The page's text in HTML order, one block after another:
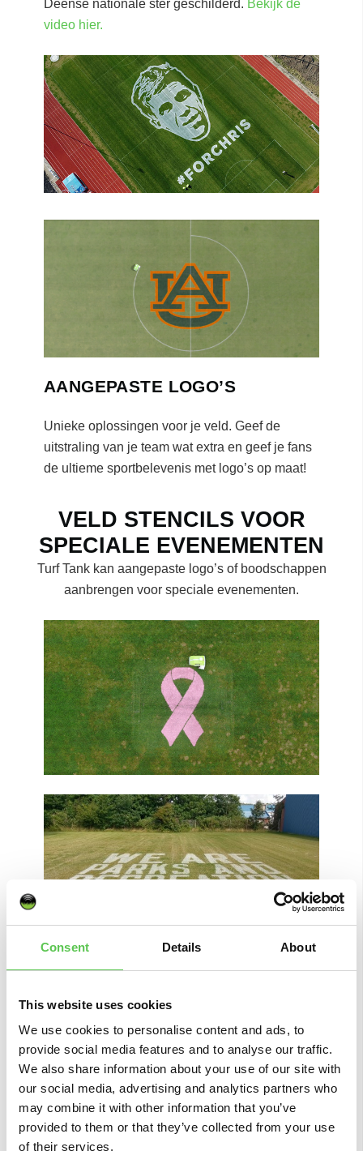
Consent Details About
This website uses cookies
We use cookies to personalise content and ads, to
provide social media features and to analyse our traffic.
We also share information about your use of our site with
our social media, advertising and analytics partners who
may combine it with other information that you’ve
provided to them or that they’ve collected from your use
of their services.
Deense nationale ster geschilderd. Bekijk de
video hier.
AANGEPASTE LOGO’S
Unieke oplossingen voor je veld. Geef de
uitstraling van je team wat extra en geef je fans
de ultieme sportbelevenis met logo’s op maat!
VELD STENCILS VOOR
SPECIALE EVENEMENTEN
Turf Tank kan aangepaste logo’s of boodschappen
aanbrengen voor speciale evenementen.
AFSTAND STENCILS
Bescherm deelnemers aan evenementen met
zones voor 1,5 meter afstand. Je hebt geen veld
stencils nodig. Stel alleen de afmetingen en
afstand in en laat de robot zijn werk doen!